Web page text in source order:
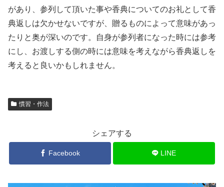
があり、参列して頂いた事や香典についてのお礼として香
典返しは欠かせないですが、贈るものによって意味があっ
たりと奥が深いのです。自身が参列者になった時には参考
にし、お渡しする側の時には意味を考えながら香典返しを
考えると良いかもしれません。
慣習・作法
シェアする
Facebook LINE